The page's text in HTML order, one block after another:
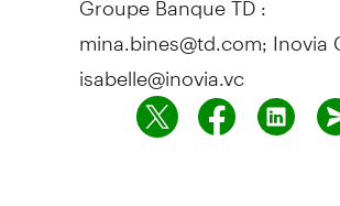
mina.bines@td.com; Inovia
isabelle@inovia.vc